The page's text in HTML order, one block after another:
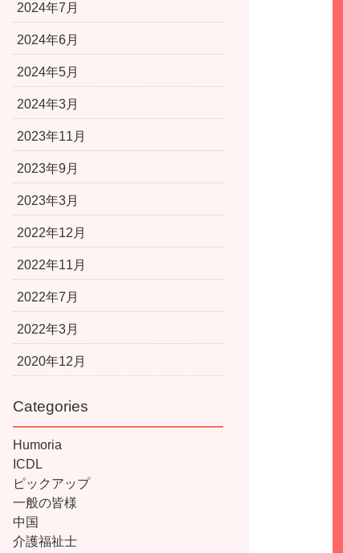
2024年7月
2024年6月
2024年5月
2024年3月
2023年11月
2023年9月
2023年3月
2022年12月
2022年11月
2022年7月
2022年3月
2020年12月
Categories
Humoria
ICDL
ピックアップ
一般の皆様
中国
介護福祉士